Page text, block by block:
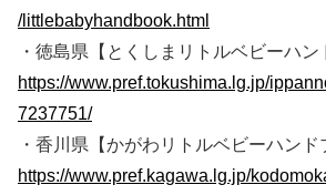
/littlebabyhandbook.html
・徳島県【とくしまリトルベビーハン
https://www.pref.tokushima.lg.jp/
7237751/
・香川県【かがわリトルベビーハンド
https://www.pref.kagawa.lg.jp/